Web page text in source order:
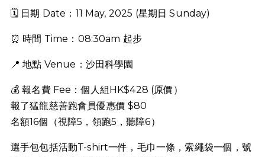
🗓️ 日期 Date：11 May, 2025 (星期日 Sunday)
⏰ 時間 Time：08:30am 起步
📍 地點 Venue：沙田科學園
💰 報名費 Fee：個人組HK$428 (原價）
報了猛龍慈善跑會員優惠價 $80
名額16個（視障5，領跑5，聽障6）
選手包包括活動T-shirt一件，毛巾一條，索繩袋一個，號